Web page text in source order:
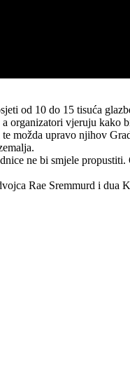
od 10 do 15 tisuća
organizatori vjeruju kako
možda upravo njihov
ne bi smjele
Rae Sremmurd i dua